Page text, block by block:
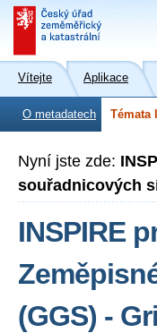
Vítejte Aplikace
O metadatech Témata
Nyní jste zde:
souřadnicových
INSPIRE
(GGS) -